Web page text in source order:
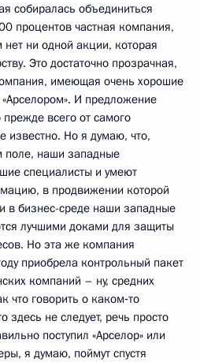
собиралась объединиться
процентов частная компания,
нет ни одной акции, которая
Это достаточно прозрачная,
имеющая очень хорошие
И предложение
всего от самого
известно. Но я думаю, что,
поле, наши западные
специалисты и умеют
в продвижении которой
в бизнес-среде наши западные
лучшими доками для защиты
Но эта же компания
приобрела контрольный пакет
компаний – ну, средних
что говорить о каком‑то
не следует, речь просто
поступил «Арселор» или
я думаю, поймут спустя